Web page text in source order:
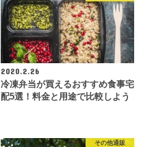
2020.2.26
冷凍弁当が買えるおすすめ食事宅
配5選！料金と用途で比較しよう
その他通販